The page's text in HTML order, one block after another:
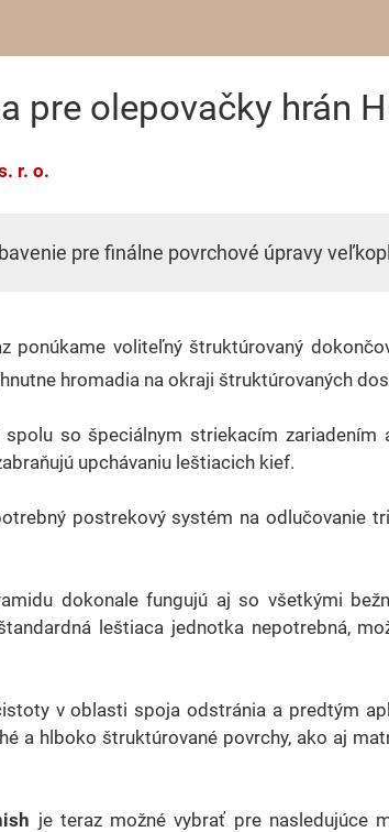
pre olepovačky hrán
r. o.
pre finálne povrchové úpravy
ponúkame voliteľný štruktúrovaný
hromadia na okraji štruktúrovaných
so špeciálnym striekacím
upchávaniu leštiacich kief.
postrekový systém na odlučovanie
dokonale fungujú aj so všetkými
leštiaca jednotka nepotrebná,
v oblasti spoja odstránia a predtým
a hlboko štruktúrované povrchy, ako aj
je teraz možné vybrať pre nasledujúce